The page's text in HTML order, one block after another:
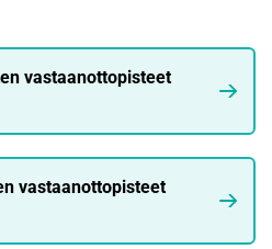
vastaanottopisteet
vastaanottopisteet